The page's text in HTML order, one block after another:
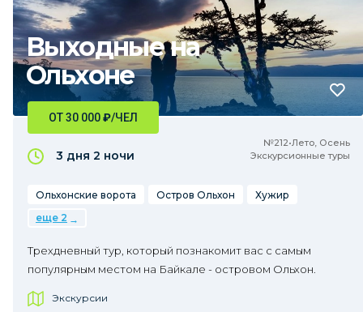
Выходные на
Ольхоне
№212•Лето, Осень
Экскурсионные туры
ОТ 30 000₽/ЧЕЛ
3 дня 2 ночи
Ольхонские ворота Остров Ольхон
Хужир
еще 2
Трехдневный тур, который познакомит вас с самым
популярным местом на Байкале - островом Ольхон.
Экскурсии